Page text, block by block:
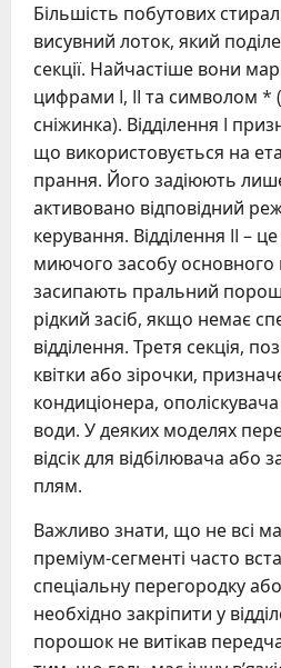
Більшість побутових
висувний лоток, який
секції. Найчастіше вони
цифрами I, II та символом *
сніжинка). Відділення I
що використовується на
прання. Його задіюють
активовано відповідний
керування. Відділення II –
миючого засобу
засипають пральний
рідкий засіб, якщо немає
відділення. Третя секція,
квітки або зірочки,
кондиціонера,
води. У деяких моделях
відсік для відбілювача або
плям.
Важливо знати, що не всі
преміум-сегменті часто
спеціальну перегородку
необхідно закріпити у
порошок не витікав